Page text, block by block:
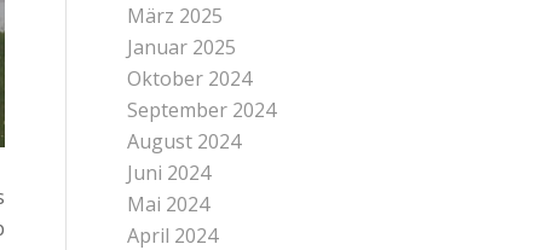
März 2025
Januar 2025
Oktober 2024
September 2024
August 2024
Juni 2024
Mai 2024
April 2024